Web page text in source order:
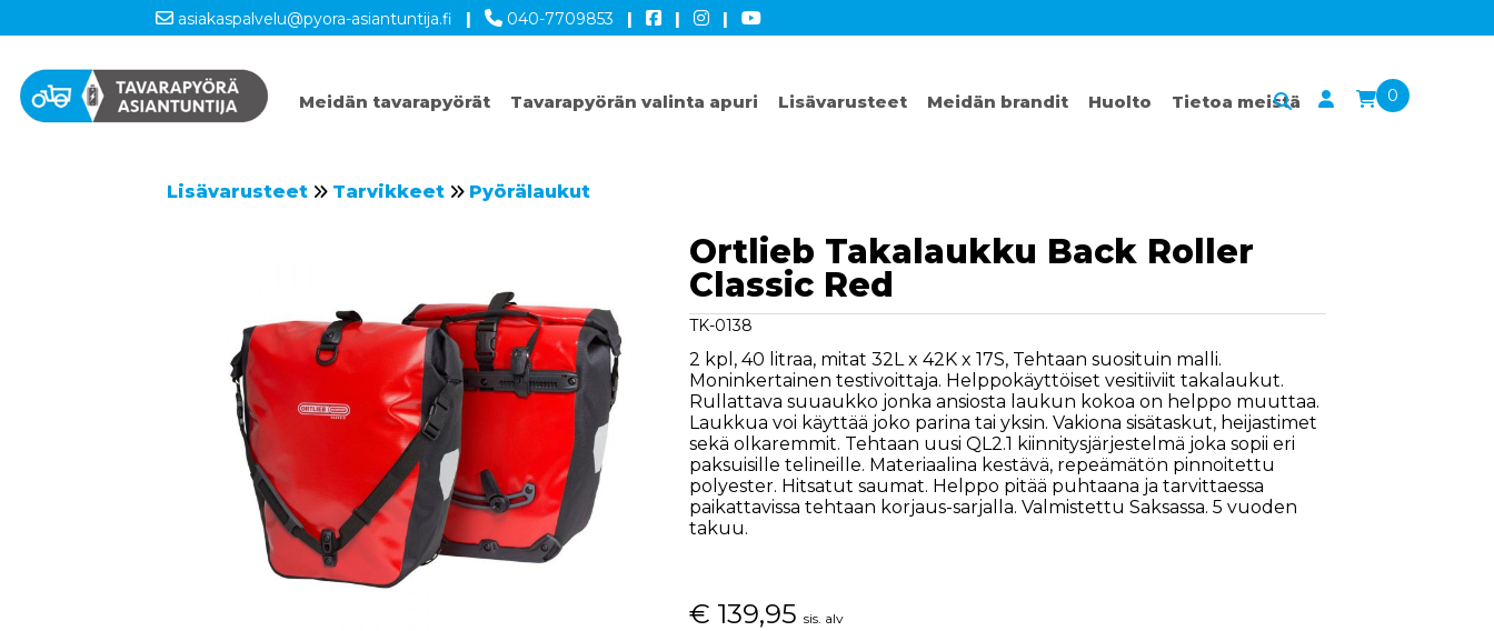
asiakaspalvelu@pyora-asiantuntija.fi | 040-7709853 | | |
Meidän tavarapyörät Tavarapyörän valinta apuri Lisävarusteet Meidän brandit Huolto Tietoa meistä 0
Lisävarusteet Tarvikkeet Pyörälaukut
Ortlieb Takalaukku Back Roller
Classic Red
TK-0138
2 kpl, 40 litraa, mitat 32L x 42K x 17S, Tehtaan suosituin malli.
Moninkertainen testivoittaja. Helppokäyttöiset vesitiiviit takalaukut.
Rullattava suuaukko jonka ansiosta laukun kokoa on helppo muuttaa.
Laukkua voi käyttää joko parina tai yksin. Vakiona sisätaskut, heijastimet
sekä olkaremmit. Tehtaan uusi QL2.1 kiinnitysjärjestelmä joka sopii eri
paksuisille telineille. Materiaalina kestävä, repeämätön pinnoitettu
polyester. Hitsatut saumat. Helppo pitää puhtaana ja tarvittaessa
paikattavissa tehtaan korjaus-sarjalla. Valmistettu Saksassa. 5 vuoden
takuu.
€ 139,95 sis. alv